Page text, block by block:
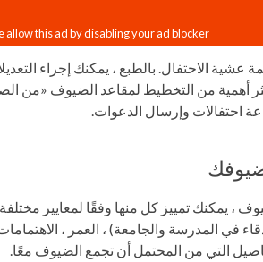
عشية الاحتفال. بالطبع ، يمكنك إجراء
أهمية من التخطيط لمقاعد الضيوف «من
احتفالات وإرسال الدعوات.
، يمكنك تمييز كل منها وفقًا لمعايير
في المدرسة والجامعة) ، العمر ،
التي من المحتمل أن تجمع الضيوف معًا.